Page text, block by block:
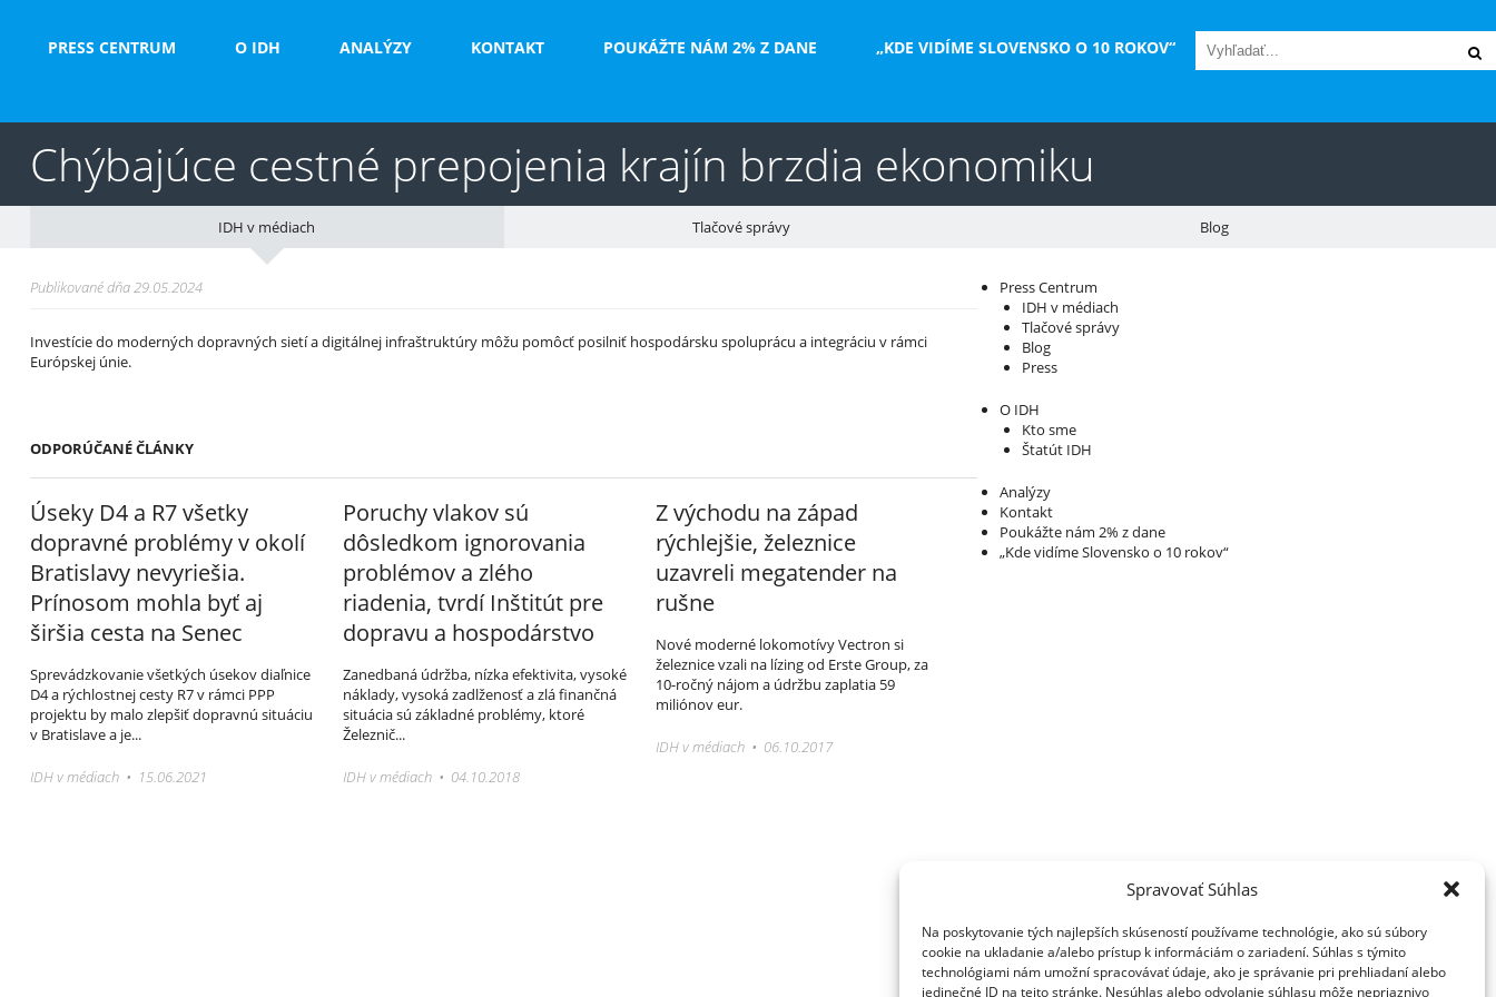
Spravovať Súhlas
Na poskytovanie tých najlepších skúseností používame technológie, ako sú súbory
cookie na ukladanie a/alebo prístup k informáciám o zariadení. Súhlas s týmito
technológiami nám umožní spracovávať údaje, ako je správanie pri prehliadaní alebo
jedinečné ID na tejto stránke. Nesúhlas alebo odvolanie súhlasu môže nepriaznivo
PRESS CENTRUM O IDH ANALÝZY KONTAKT POUKÁŽTE NÁM 2% Z DANE „KDE VIDÍME SLOVENSKO O 10 ROKOV“
Chýbajúce cestné prepojenia krajín brzdia ekonomiku
IDH v médiach Tlačové správy Blog
Publikované dňa 29.05.2024
Investície do moderných dopravných sietí a digitálnej infraštruktúry môžu pomôcť posilniť hospodársku spoluprácu a integráciu v rámci
Európskej únie.
ODPORÚČANÉ ČLÁNKY
Úseky D4 a R7 všetky
dopravné problémy v okolí
Bratislavy nevyriešia.
Prínosom mohla byť aj
širšia cesta na Senec
Sprevádzkovanie všetkých úsekov diaľnice
D4 a rýchlostnej cesty R7 v rámci PPP
projektu by malo zlepšiť dopravnú situáciu
v Bratislave a je...
IDH v médiach • 15.06.2021
Poruchy vlakov sú
dôsledkom ignorovania
problémov a zlého
riadenia, tvrdí Inštitút pre
dopravu a hospodárstvo
Zanedbaná údržba, nízka efektivita, vysoké
náklady, vysoká zadlženosť a zlá finančná
situácia sú základné problémy, ktoré
Železnič...
IDH v médiach • 04.10.2018
Z východu na západ
rýchlejšie, železnice
uzavreli megatender na
rušne
Nové moderné lokomotívy Vectron si
železnice vzali na lízing od Erste Group, za
10-ročný nájom a údržbu zaplatia 59
miliónov eur.
IDH v médiach • 06.10.2017
Váš sprievodca svetom infraštruktúry a
ekonomiky
Press Centrum
IDH v médiach
Tlačové správy
Blog
Press
O IDH
Kto sme
Štatút IDH
Analýzy
Kontakt
Poukážte nám 2% z dane
„Kde vidíme Slovensko o 10 rokov“